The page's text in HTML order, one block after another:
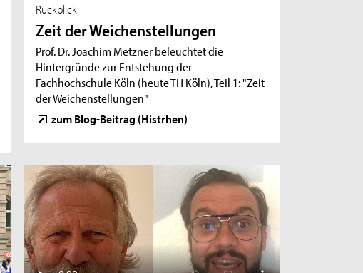
Rückblick
Zeit der Weichenstellungen
Prof. Dr. Joachim Metzner beleuchtet die
Hintergründe zur Entstehung der
Fachhochschule Köln (heute TH Köln), Teil 1: "Zeit
der Weichenstellungen"
zum Blog-Beitrag (Histrhen)